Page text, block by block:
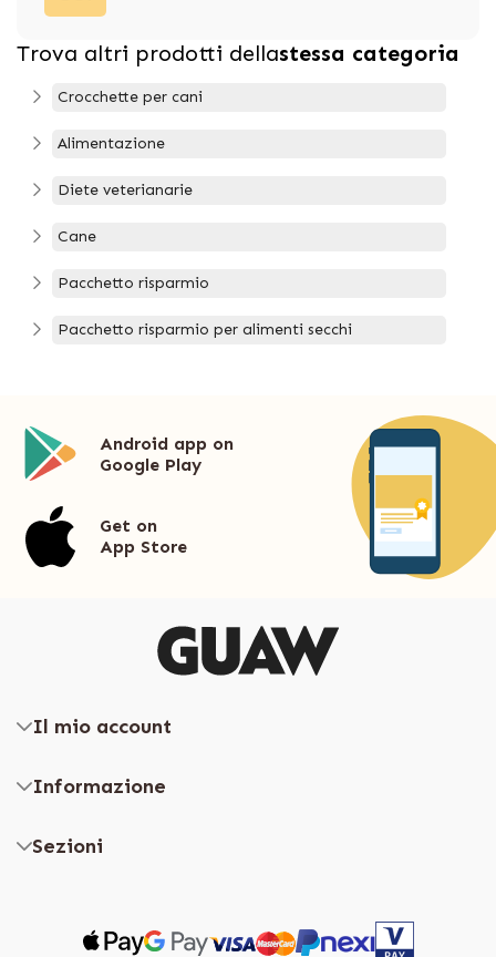
Trova altri prodotti dellastessa categoria
Crocchette per cani
Alimentazione
Diete veterianarie
Cane
Pacchetto risparmio
Pacchetto risparmio per alimenti secchi
Android app on
Google Play
Get on
App Store
Il mio account
Informazione
Sezioni